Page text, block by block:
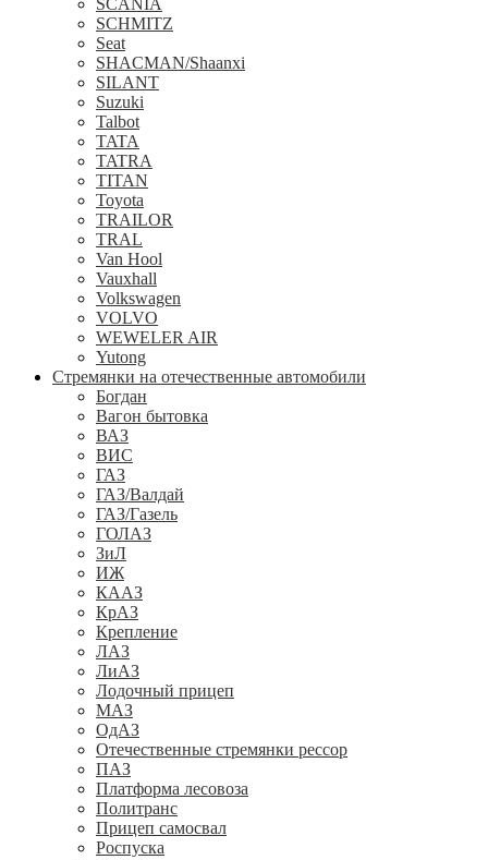
SCANIA
SCHMITZ
Seat
SHACMAN/Shaanxi
SILANT
Suzuki
Talbot
TATA
TATRA
TITAN
Toyota
TRAILOR
TRAL
Van Hool
Vauxhall
Volkswagen
VOLVO
WEWELER AIR
Yutong
Стремянки на отечественные автомобили
Богдан
Вагон бытовка
ВАЗ
ВИС
ГАЗ
ГАЗ/Валдай
ГАЗ/Газель
ГОЛАЗ
ЗиЛ
ИЖ
КААЗ
КрАЗ
Крепление
ЛАЗ
ЛиАЗ
Лодочный прицеп
МАЗ
ОдАЗ
Отечественные стремянки рессор
ПАЗ
Платформа лесовоза
Политранс
Прицеп самосвал
Роспуска